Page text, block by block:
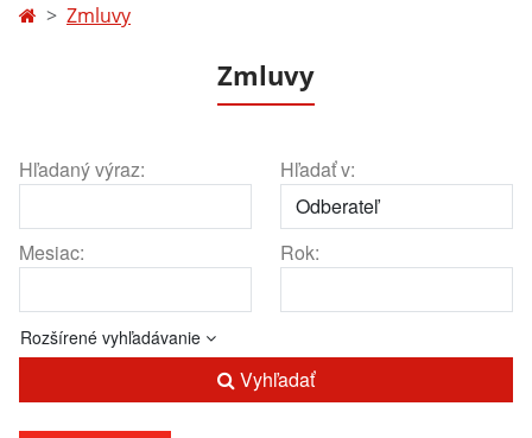
Zmluvy
Zmluvy
Hľadaný výraz: Hľadať v:
Mesiac: Rok:
Rozšírené vyhľadávanie
Vyhľadať